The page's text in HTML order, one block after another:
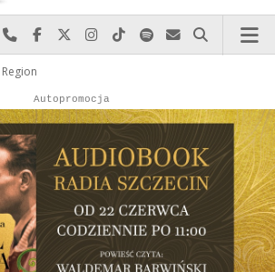
Najlepiej po prostu do nas zadzwoń
Odwiedź nas na Facebook-u
Odwiedź nas na X
Odwiedź nas na Instagram-ie
Odwiedź nas na TikTok-u
Szukaj nas na Spotify
Wyślij do nas
Szukaj
Region
Reklama
Autopromocja